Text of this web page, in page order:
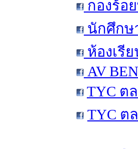
กองร้อ
นักศึกษ
ห้องเรี
AV
TYC ต
TYC ต